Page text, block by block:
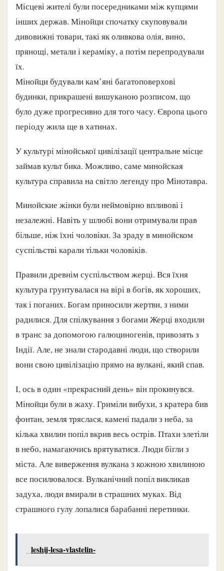
Місцеві жителі були посередниками між купцями
інших держав. Мінойци спочатку скуповували
дивовижні товари, такі як оливкова олія, вино,
прянощі, метали і кераміку, а потім перепродували
їх.
Мінойци будували кам’яні багатоповерхові
будинки, прикрашені вишуканою розписом, що
було дуже прогресивно для того часу. Європа цього
періоду жила ще в хатинах.
У культурі мінойської цивілізації центральне місце
займав культ бика. Можливо, саме минойская
культура справила на світло легенду про Мінотавра.
Минойские жінки були неймовірно впливові і
незалежні. Навіть у шлюбі вони отримували прав
більше, ніж їхні чоловіки. За зраду в минойском
суспільстві карали тільки чоловіків.
Правили древнім суспільством жерці. Вся їхня
культура грунтувалася на вірі в богів, як хороших,
так і поганих. Богам приносили жертви, з ними
радилися. Для спілкування з богами Жерці входили
в транс за допомогою галюциногенів, привозять з
Індії. Але, не знали стародавні люди, що створили
вони свою цивілізацію прямо на вулкані, який спав.
І, ось в один «прекрасний день» він прокинувся.
Мінойци були в жаху. Гриміли вибухи, з кратера бив
фонтан, земля тряслася, камені падали з неба, за
кілька хвилин попіл вкрив весь острів. Птахи злетіли
в небо, намагаючись врятуватися. Люди бігли з
міста. Але виверження вулкана з кожною хвилиною
все посилювалося. Вулканічний попіл викликав
задуха, люди вмирали в страшних муках. Від
страшного гулу лопалися барабанні перетинки.
leshij-lesa-vlastelin-